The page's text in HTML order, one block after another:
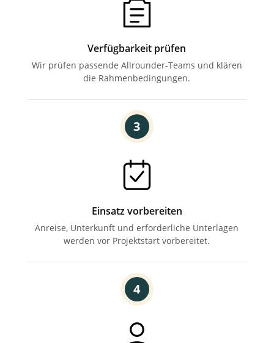
Verfügbarkeit prüfen
Wir prüfen passende Allrounder-Teams und klären
die Rahmenbedingungen.
3
Einsatz vorbereiten
Anreise, Unterkunft und erforderliche Unterlagen
werden vor Projektstart vorbereitet.
4